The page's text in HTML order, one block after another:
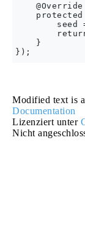
    @Override
seed
    }
Modified text is
Documentation
Lizenziert unter
Nicht